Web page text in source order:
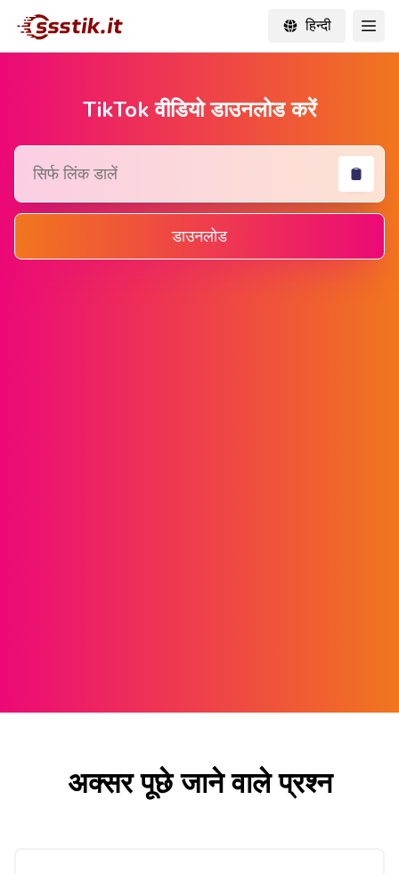
हिन्दी
TikTok वीडियो डाउनलोड करें
डाउनलोड
अक्सर पूछे जाने वाले प्रश्न